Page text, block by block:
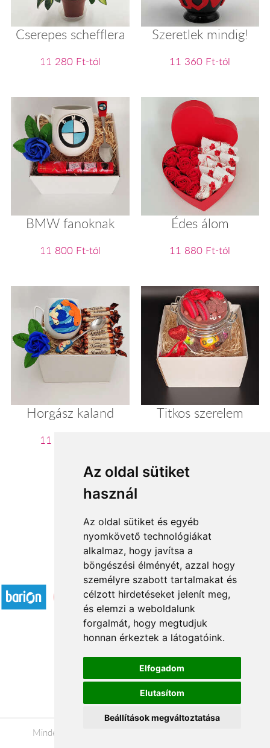
Az oldal sütiket
használ
Az oldal sütiket és egyéb
nyomkövető technológiákat
alkalmaz, hogy javítsa a
böngészési élményét, azzal hogy
személyre szabott tartalmakat és
célzott hirdetéseket jelenít meg,
és elemzi a weboldalunk
forgalmát, hogy megtudjuk
honnan érkeztek a látogatóink.
Elfogadom
Elutasítom
Beállítások megváltoztatása
Cserepes schefflera
11 280 Ft-tól
Szeretlek mindig!
11 360 Ft-tól
BMW fanoknak
11 800 Ft-tól
Édes álom
11 880 Ft-tól
Horgász kaland
11 920 Ft-tól
Titkos szerelem
2 3 ...
Elfogadott fizetési módok
Á.SZ.F.
Impresszum
Adatkezelési tájékoztató
Minden jog fenntartva © 2026 |